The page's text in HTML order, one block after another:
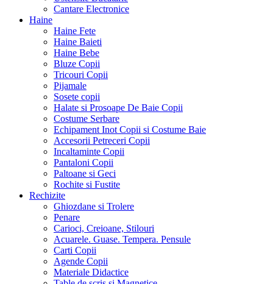
Cantare Electronice
Haine
Haine Fete
Haine Baieti
Haine Bebe
Bluze Copii
Tricouri Copii
Pijamale
Sosete copii
Halate si Prosoape De Baie Copii
Costume Serbare
Echipament Inot Copii si Costume Baie
Accesorii Petreceri Copii
Incaltaminte Copii
Pantaloni Copii
Paltoane si Geci
Rochite si Fustite
Rechizite
Ghiozdane si Trolere
Penare
Carioci, Creioane, Stilouri
Acuarele. Guase. Tempera. Pensule
Carti Copii
Agende Copii
Materiale Didactice